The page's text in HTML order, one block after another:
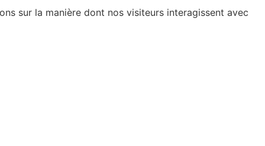
sur la manière dont nos visiteurs interagissent avec